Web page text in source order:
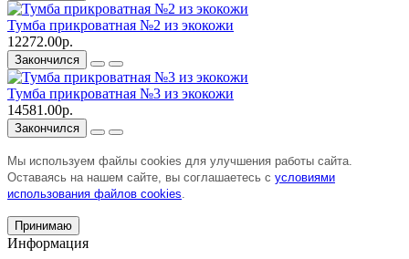
Тумба прикроватная №2 из экокожи
12272.00р.
Закончился
Тумба прикроватная №3 из экокожи
14581.00р.
Закончился
Мы используем файлы cookies для улучшения работы сайта.
Оставаясь на нашем сайте, вы соглашаетесь с условиями
использования файлов cookies.
Принимаю
Информация